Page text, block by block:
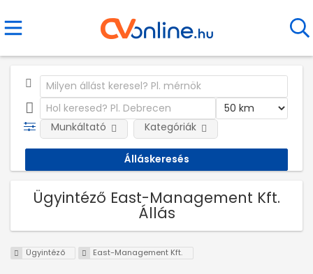
Munkáltató Kategóriák
Ügyintéző East-Management Kft.
Állás
Ügyintéző East-Management Kft.